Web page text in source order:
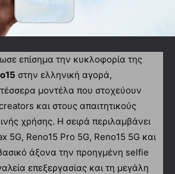
επίσημα την κυκλοφορία της
στην ελληνική αγορά,
μοντέλα που στοχεύουν
και στους απαιτητικούς
χρήσης. Η σειρά περιλαμβάνει
5G, Reno15 Pro 5G, Reno15 5G και
άξονα την προηγμένη selfie
επεξεργασίας και τη μεγάλη